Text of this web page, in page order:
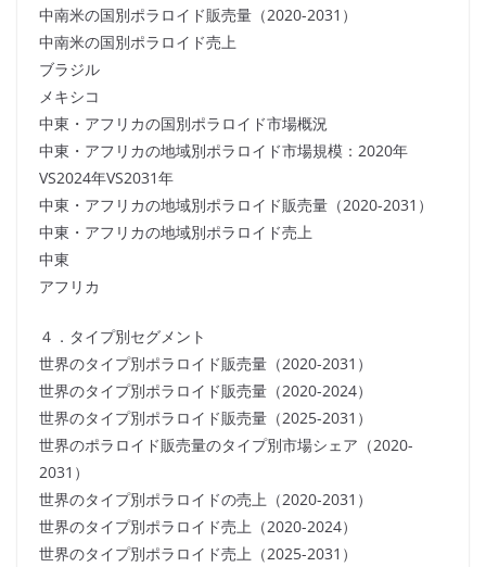
中南米の国別ポラロイド販売量（2020-2031）
中南米の国別ポラロイド売上
ブラジル
メキシコ
中東・アフリカの国別ポラロイド市場概況
中東・アフリカの地域別ポラロイド市場規模：2020年
VS2024年VS2031年
中東・アフリカの地域別ポラロイド販売量（2020-2031）
中東・アフリカの地域別ポラロイド売上
中東
アフリカ
４．タイプ別セグメント
世界のタイプ別ポラロイド販売量（2020-2031）
世界のタイプ別ポラロイド販売量（2020-2024）
世界のタイプ別ポラロイド販売量（2025-2031）
世界のポラロイド販売量のタイプ別市場シェア（2020-
2031）
世界のタイプ別ポラロイドの売上（2020-2031）
世界のタイプ別ポラロイド売上（2020-2024）
世界のタイプ別ポラロイド売上（2025-2031）